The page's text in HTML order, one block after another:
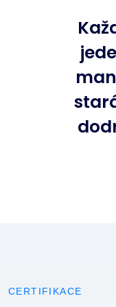
CERTIFIKACE